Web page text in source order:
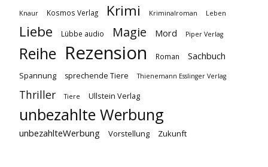
Knaur Kosmos Verlag Krimi Kriminalroman Leben
Liebe Lübbe audio Magie Mord Piper Verlag
Reihe Rezension Roman Sachbuch
Spannung sprechende Tiere Thienemann Esslinger Verlag
Thriller Tiere Ullstein Verlag
unbezahlte Werbung
unbezahlteWerbung Vorstellung Zukunft